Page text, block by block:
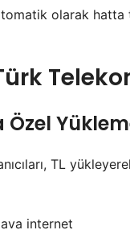
olarak hatta
Özel
TL
internet